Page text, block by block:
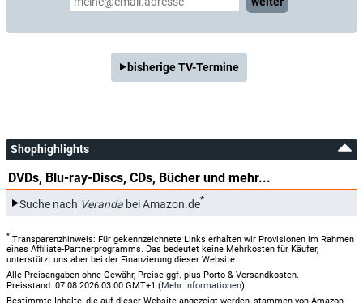
bisherige TV-Termine
Shophighlights
DVDs, Blu-ray-Discs, CDs, Bücher und mehr...
Suche nach Veranda bei Amazon.de*
* Transparenzhinweis: Für gekennzeichnete Links erhalten wir Provisionen im Rahmen
eines Affiliate-Partnerprogramms. Das bedeutet keine Mehrkosten für Käufer,
unterstützt uns aber bei der Finanzierung dieser Website.
Alle Preisangaben ohne Gewähr, Preise ggf. plus Porto & Versandkosten.
Preisstand: 07.08.2026 03:00 GMT+1 (Mehr Informationen)